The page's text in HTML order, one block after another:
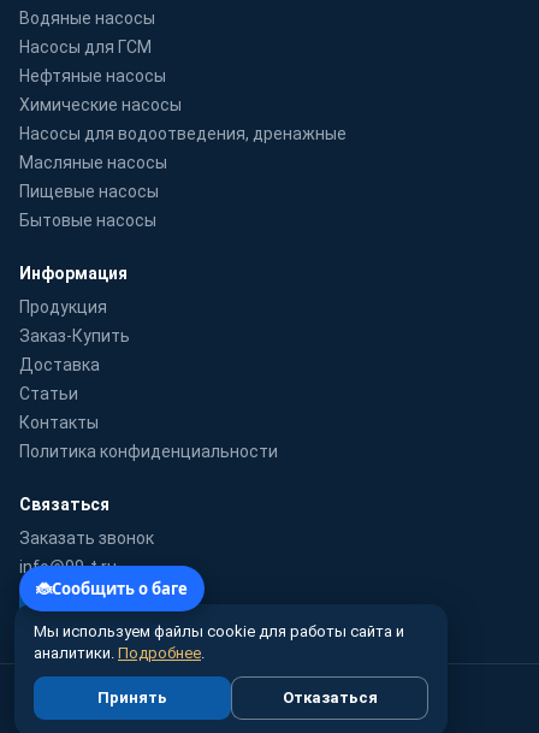
Водяные насосы
Насосы для ГСМ
Нефтяные насосы
Химические насосы
Насосы для водоотведения, дренажные
Масляные насосы
Пищевые насосы
Бытовые насосы
Информация
Продукция
Заказ-Купить
Доставка
Статьи
Контакты
Политика конфиденциальности
Связаться
Заказать звонок
info@99-t.ru
WhatsApp
© 2010–2026 99-t.ru · Гидромаш-Урал — поставка насосного
оборудования по России
Мы используем файлы cookie для работы сайта и
аналитики. Подробнее.
Принять Отказаться